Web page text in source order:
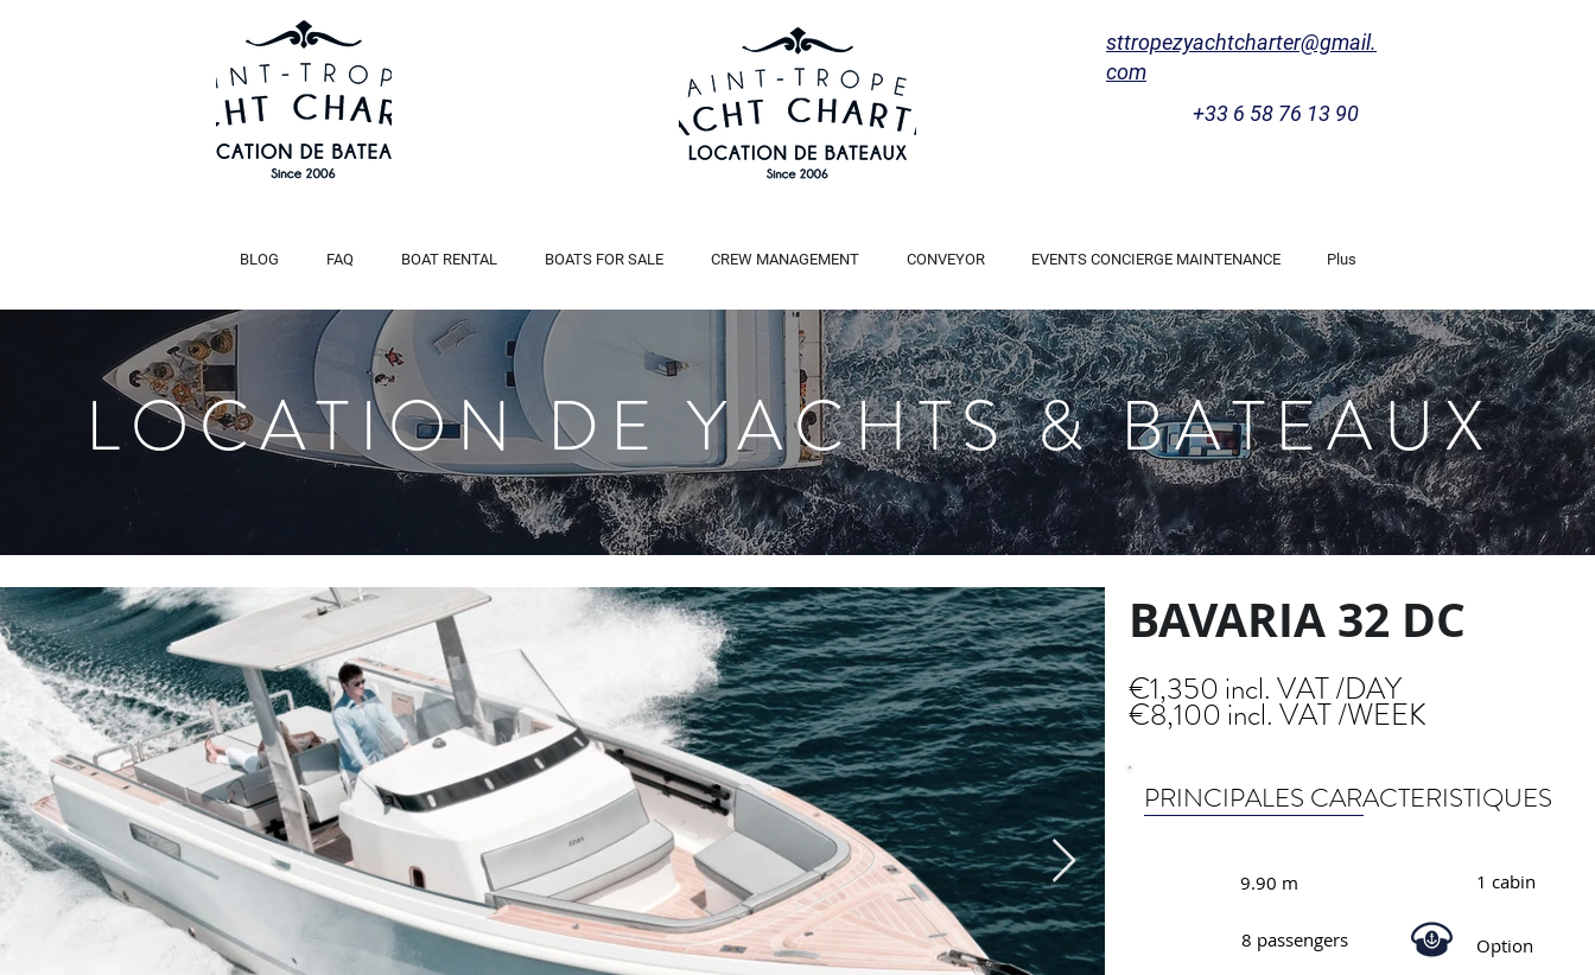
sttropezyachtcharter@gmail.
com
+33 6 58 76 13 90
BLOG FAQ BOAT RENTAL BOATS FOR SALE CREW MANAGEMENT CONVEYOR EVENTS CONCIERGE MAINTENANCE Plus
€1,350 incl. VAT /DAY
€8,100 incl. VAT /WEEK
PRINCIPALES CARACTERISTIQUES
9.90 m 1 cabin
8 passengers Option
BAVARIA 32 DC
LOCATION DE YACHTS & BATEAUX